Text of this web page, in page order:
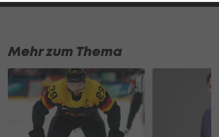
Mehr zum Thema